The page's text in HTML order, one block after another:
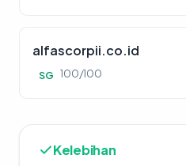
alfascorpii.co.id
SG 100/100
Kelebihan